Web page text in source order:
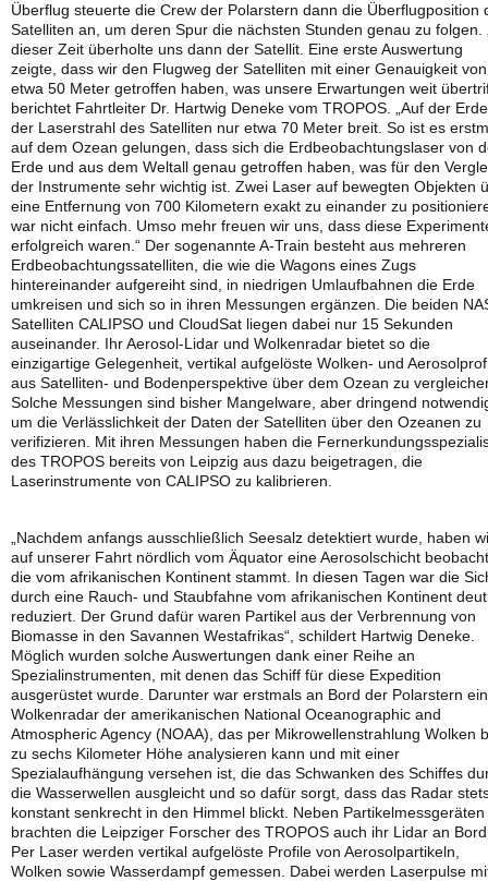
Überflug steuerte die Crew der Polarstern dann die Überflugposition
Satelliten an, um deren Spur die nächsten Stunden genau zu folgen.
dieser Zeit überholte uns dann der Satellit. Eine erste Auswertung
zeigte, dass wir den Flugweg der Satelliten mit einer Genauigkeit von
etwa 50 Meter getroffen haben, was unsere Erwartungen weit
berichtet Fahrtleiter Dr. Hartwig Deneke vom TROPOS. „Auf der
der Laserstrahl des Satelliten nur etwa 70 Meter breit. So ist es
auf dem Ozean gelungen, dass sich die Erdbeobachtungslaser von
Erde und aus dem Weltall genau getroffen haben, was für den
der Instrumente sehr wichtig ist. Zwei Laser auf bewegten Objekten
eine Entfernung von 700 Kilometern exakt zu einander zu
war nicht einfach. Umso mehr freuen wir uns, dass diese
erfolgreich waren.“ Der sogenannte A-Train besteht aus mehreren
Erdbeobachtungssatelliten, die wie die Wagons eines Zugs
hintereinander aufgereiht sind, in niedrigen Umlaufbahnen die Erde
umkreisen und sich so in ihren Messungen ergänzen. Die beiden
Satelliten CALIPSO und CloudSat liegen dabei nur 15 Sekunden
auseinander. Ihr Aerosol-Lidar und Wolkenradar bietet so die
einzigartige Gelegenheit, vertikal aufgelöste Wolken- und
aus Satelliten- und Bodenperspektive über dem Ozean zu
Solche Messungen sind bisher Mangelware, aber dringend
um die Verlässlichkeit der Daten der Satelliten über den Ozeanen zu
verifizieren. Mit ihren Messungen haben die
des TROPOS bereits von Leipzig aus dazu beigetragen, die
Laserinstrumente von CALIPSO zu kalibrieren.
„Nachdem anfangs ausschließlich Seesalz detektiert wurde, haben
auf unserer Fahrt nördlich vom Äquator eine Aerosolschicht
die vom afrikanischen Kontinent stammt. In diesen Tagen war die
durch eine Rauch- und Staubfahne vom afrikanischen Kontinent
reduziert. Der Grund dafür waren Partikel aus der Verbrennung von
Biomasse in den Savannen Westafrikas“, schildert Hartwig Deneke.
Möglich wurden solche Auswertungen dank einer Reihe an
Spezialinstrumenten, mit denen das Schiff für diese Expedition
ausgerüstet wurde. Darunter war erstmals an Bord der Polarstern ein
Wolkenradar der amerikanischen National Oceanographic and
Atmospheric Agency (NOAA), das per Mikrowellenstrahlung Wolken
zu sechs Kilometer Höhe analysieren kann und mit einer
Spezialaufhängung versehen ist, die das Schwanken des Schiffes
die Wasserwellen ausgleicht und so dafür sorgt, dass das Radar
konstant senkrecht in den Himmel blickt. Neben Partikelmessgeräten
brachten die Leipziger Forscher des TROPOS auch ihr Lidar an
Per Laser werden vertikal aufgelöste Profile von Aerosolpartikeln,
Wolken sowie Wasserdampf gemessen. Dabei werden Laserpulse